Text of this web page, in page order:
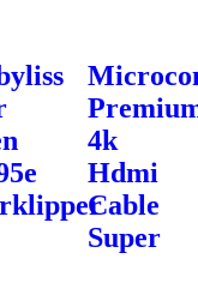
4k
Hdmi
Cable
Super